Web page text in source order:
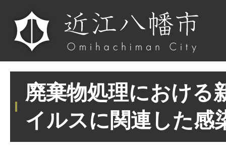
廃棄物処理における
イルスに関連した感